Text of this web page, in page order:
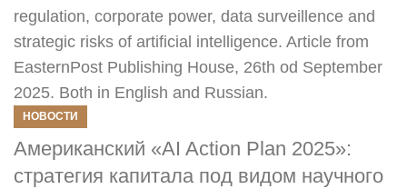
НОВОСТИ
Американский «AI Action Plan 2025»:
стратегия капитала под видом научного